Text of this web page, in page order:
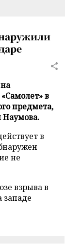
в
предмета,
Наумова.
в
не
взрыва в
западе